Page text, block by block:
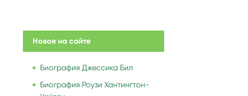
Новое на сайте
Биография Джессика Бил
Биография Роузи Хантингтон-